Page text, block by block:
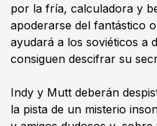
por la fría, calculadora y
apoderarse del fantástico
ayudará a los soviéticos a
consiguen descifrar su
Indy y Mutt deberán
la pista de un misterio